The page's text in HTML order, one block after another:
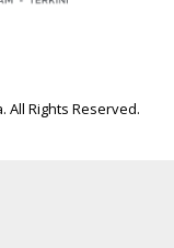
All Rights Reserved.